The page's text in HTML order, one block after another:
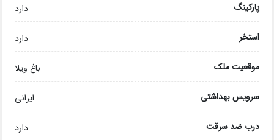
پارکینگ دارد
استخر دارد
موقعیت ملک باغ ویلا
سرویس بهداشتی ایرانی
درب ضد سرقت دارد